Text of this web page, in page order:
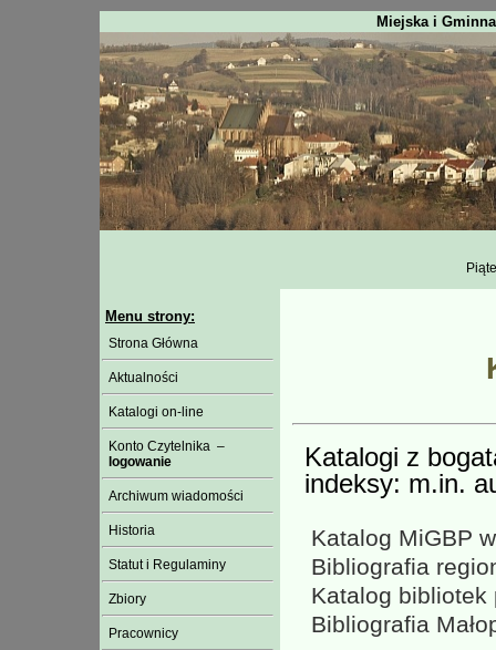
Miejska i
Menu strony:
Strona Główna
Aktualności
Katalogi on-line
Konto Czytelnika –
logowanie
Archiwum wiadomości
Historia
Statut i Regulaminy
Zbiory
Pracownicy
Katalogi z
indeksy: m.in.
Katalog MiGBP
Bibliografia
Katalog
Bibliografia